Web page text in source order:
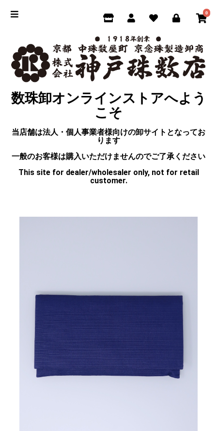
0
数珠卸オンラインストアへよう
こそ
当店舗は法人・個人事業者様向けの卸サイトとなってお
ります
一般のお客様は購入いただけませんのでご了承ください
This site for dealer/wholesaler only, not for retail
customer.